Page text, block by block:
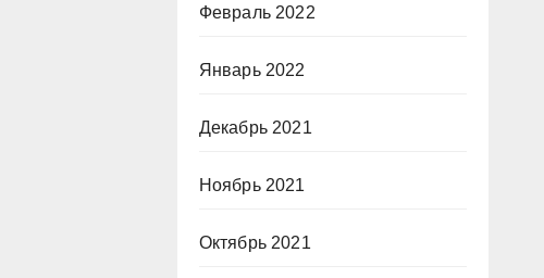
Февраль 2022
Январь 2022
Декабрь 2021
Ноябрь 2021
Октябрь 2021